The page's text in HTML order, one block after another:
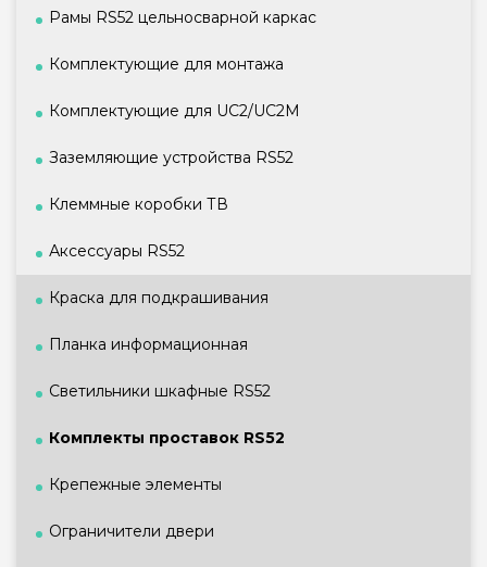
Рамы RS52 цельносварной каркас
Комплектующие для монтажа
Комплектующие для UC2/UC2M
Заземляющие устройства RS52
Клеммные коробки ТВ
Аксессуары RS52
Краска для подкрашивания
Планка информационная
Светильники шкафные RS52
Комплекты проставок RS52
Крепежные элементы
Ограничители двери